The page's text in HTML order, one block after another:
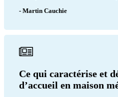
- Martin Cauchie
Ce qui caractérise et
d’accueil en maison